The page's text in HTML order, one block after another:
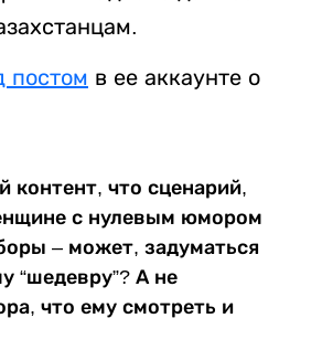
постом в ее аккаунте о
контент, что сценарий,
с нулевым юмором
– может, задуматься
“шедевру”? А не
что ему смотреть и